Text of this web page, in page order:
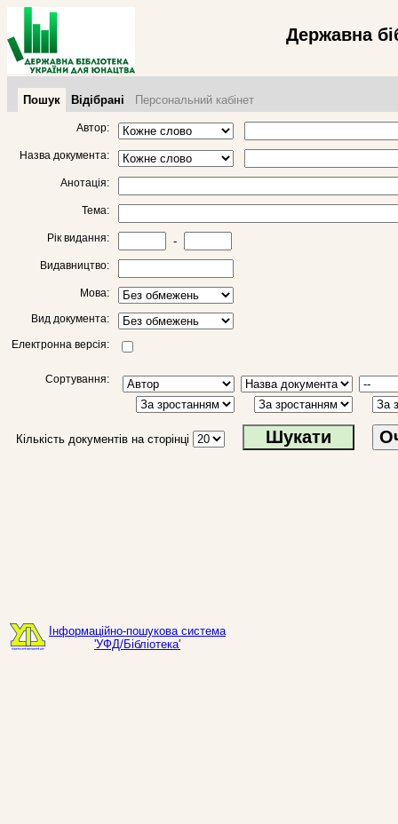
Державна
Пошук Відібрані Персональний кабінет
Автор:
Назва документа:
Анотація:
Тема:
Рік видання: -
Видавництво:
Мова:
Вид документа:
Електронна версія:
Сортування:
Кількість документів на сторінці
Інформаційно-пошукова система
'УФД/Бібліотека'